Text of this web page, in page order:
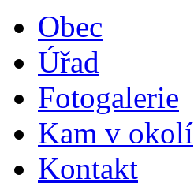
Obec
Úřad
Fotogalerie
Kam v okolí
Kontakt